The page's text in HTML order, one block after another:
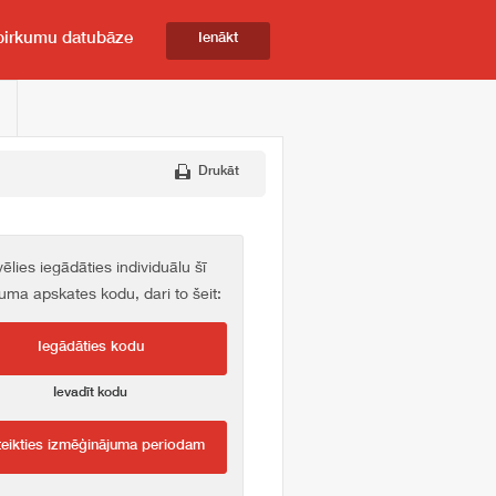
datubāze Ienākt
Drukāt
iegādāties individuālu šī
apskates kodu, dari to šeit:
Iegādāties kodu
Ievadīt kodu
izmēģinājuma periodam